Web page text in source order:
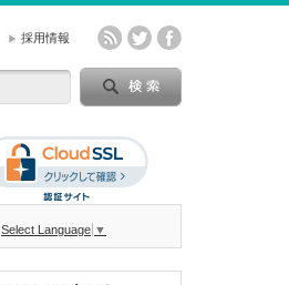
採用情報
Select Language ▼